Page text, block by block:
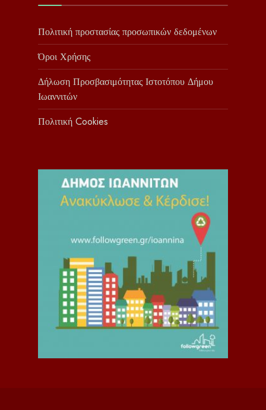
Πολιτική προστασίας προσωπικών δεδομένων
Όροι Χρήσης
Δήλωση Προσβασιμότητας Ιστοτόπου Δήμου
Ιωαννιτών
Πολιτική Cookies